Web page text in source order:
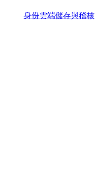
身份雲端儲存與稽核